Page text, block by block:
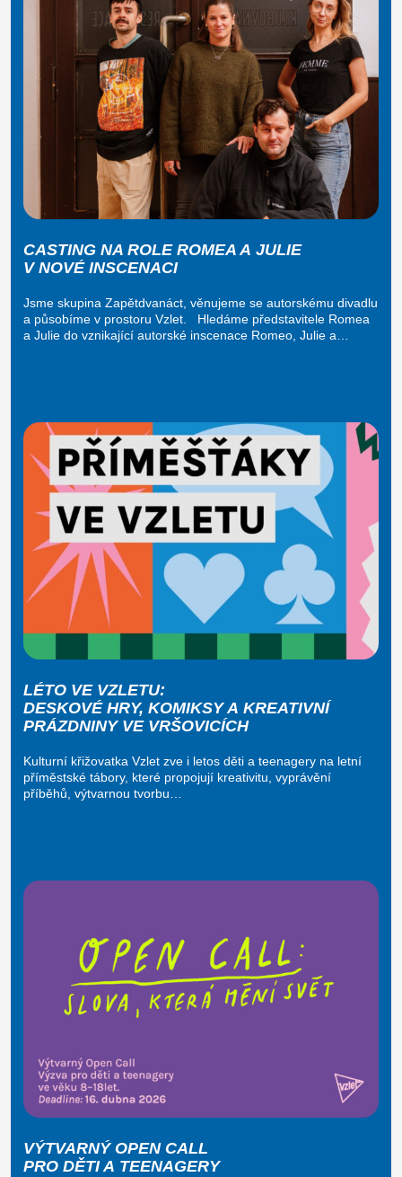
CASTING NA ROLE ROMEA A JULIE
V NOVÉ INSCENACI
Jsme skupina Zapětdvanáct, věnujeme se autorskému divadlu
a působíme v prostoru Vzlet. Hledáme představitele Romea
a Julie do vznikající autorské inscenace Romeo, Julie a…
LÉTO VE VZLETU:
DESKOVÉ HRY, KOMIKSY A KREATIVNÍ
PRÁZDNINY VE VRŠOVICÍCH
Kulturní křižovatka Vzlet zve i letos děti a teenagery na letní
příměstské tábory, které propojují kreativitu, vyprávění
příběhů, výtvarnou tvorbu…
VÝTVARNÝ OPEN CALL
PRO DĚTI A TEENAGERY